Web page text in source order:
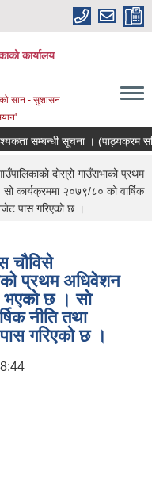
कार्यालय
सान - सुशासन
सम्बन्धी सूचना । (पाठ्यक्रम
दोस्रो गाउँसभाको प्रथम
कार्यक्रममा २०७९/८० को वार्षिक
पास गरिएको छ ।
चौविसे
प्रथम अधिवेशन
भएको छ । सो
नीति तथा
गरिएको छ ।